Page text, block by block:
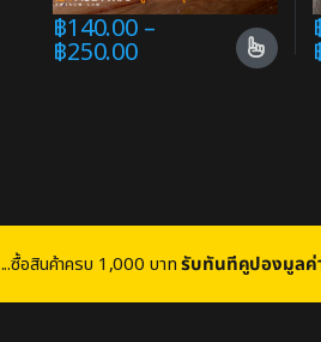
฿140.00 –
฿250.00
...ซื้อสินค้าครบ 1,000 บาทรับทันทีคูปองมูลค่